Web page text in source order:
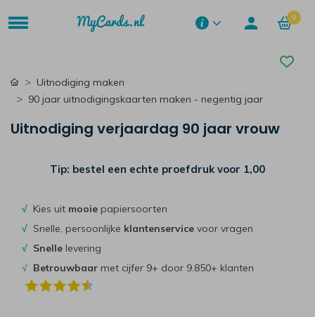
0
Uitnodiging maken
90 jaar uitnodigingskaarten maken - negentig jaar
Uitnodiging verjaardag 90 jaar vrouw
Tip: bestel een echte proefdruk voor 1,00
√ Kies uit mooie papiersoorten
√ Snelle, persoonlijke klantenservice voor vragen
√ Snelle levering
√ Betrouwbaar met cijfer 9+ door 9.850+ klanten